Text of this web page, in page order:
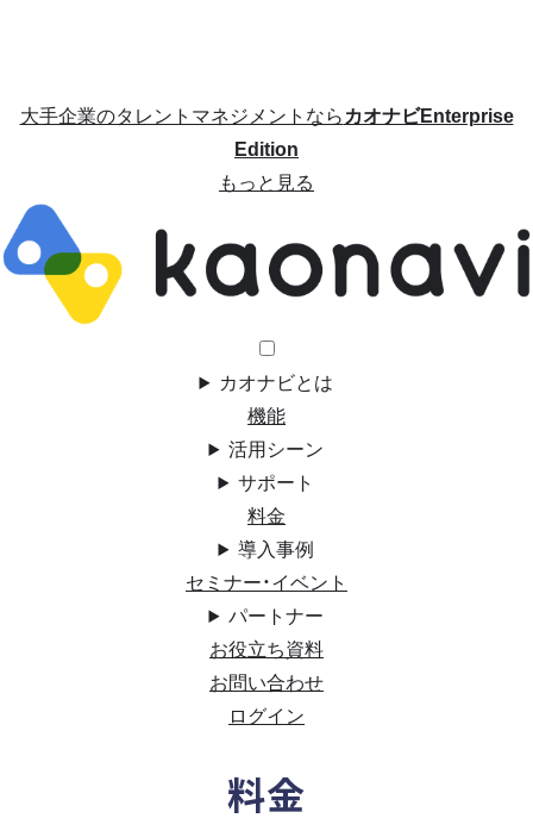
大手企業のタレントマネジメントならカオナビEnterprise
Edition
もっと見る
カオナビとは
機能
活用シーン
サポート
料金
導入事例
セミナー・イベント
パートナー
お役立ち資料
お問い合わせ
ログイン
料金